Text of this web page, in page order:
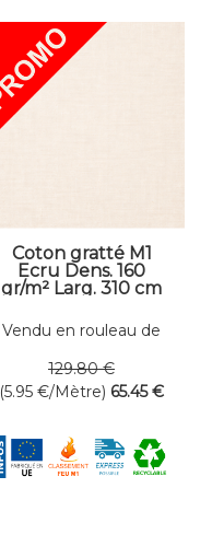
Coton gratté M1
Ecru Dens. 160
gr/m² Larg. 310 cm
Vendu en rouleau de
129.80 €
(5.95 €/Mètre) 65.45 €